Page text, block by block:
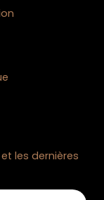
les dernières